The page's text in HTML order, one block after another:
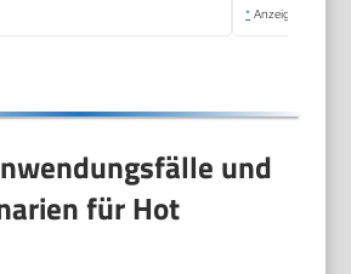
* Anzeige
und
für Hot